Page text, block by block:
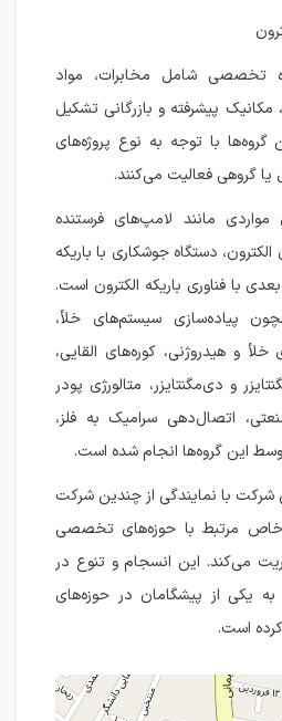
تخصصی شامل مخابرات، مواد
مکانیک پیشرفته و بازرگانی تشکیل
با توجه به نوع پروژه‌های
گروهی فعالیت می‌کنند.
مواردی مانند لامپ‌های فرستنده
دستگاه جوشکاری با باریکه
با فناوری باریکه الکترون است.
پیاده‌سازی سیستم‌های خلأ،
و هیدروژنی، کوره‌های القایی،
و دی‌مگنتایزر، متالورژی پودر
اتصال‌دهی سرامیک به فلز،
این گروه‌ها انجام شده است.
شرکت با نمایندگی از چندین شرکت
خاص مرتبط با حوزه‌های تخصصی
می‌کند. این انسجام و تنوع در
یکی از پیشگامان در حوزه‌های
است.